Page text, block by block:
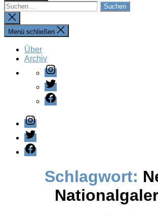
Suchen
nach:
Suche
schließen
Menü schließen
Über
Archiv
Instagram
Twitter
Facebook
Instagram
Twitter
Facebook
Schlagwort: